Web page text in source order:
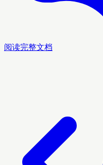
阅读完整文档